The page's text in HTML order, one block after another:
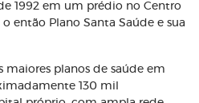
1992 em um prédio no Centro
então Plano Santa Saúde e sua
planos de saúde em
130 mil